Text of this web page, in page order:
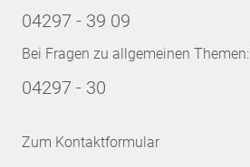
04297 - 39 09
Bei Fragen zu allgemeinen Themen:
04297 - 30
Zum Kontaktformular